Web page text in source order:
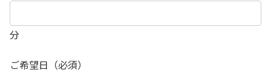
分
ご希望日（必須）